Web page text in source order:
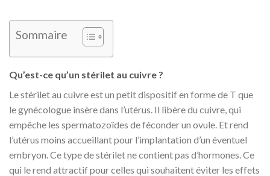
Sommaire
Qu’est-ce qu’un stérilet au cuivre ?
Le stérilet au cuivre est un petit dispositif en forme de T que
le gynécologue insère dans l’utérus. Il libère du cuivre, qui
empêche les spermatozoïdes de féconder un ovule. Et rend
l’utérus moins accueillant pour l’implantation d’un éventuel
embryon. Ce type de stérilet ne contient pas d’hormones. Ce
qui le rend attractif pour celles qui souhaitent éviter les effets